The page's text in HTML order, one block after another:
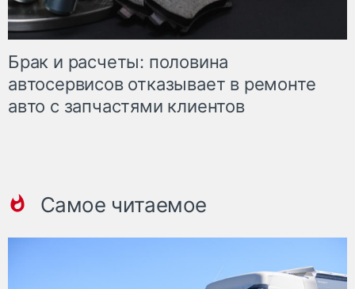
Брак и расчеты: половина
автосервисов отказывает в ремонте
авто с запчастями клиентов
Самое читаемое